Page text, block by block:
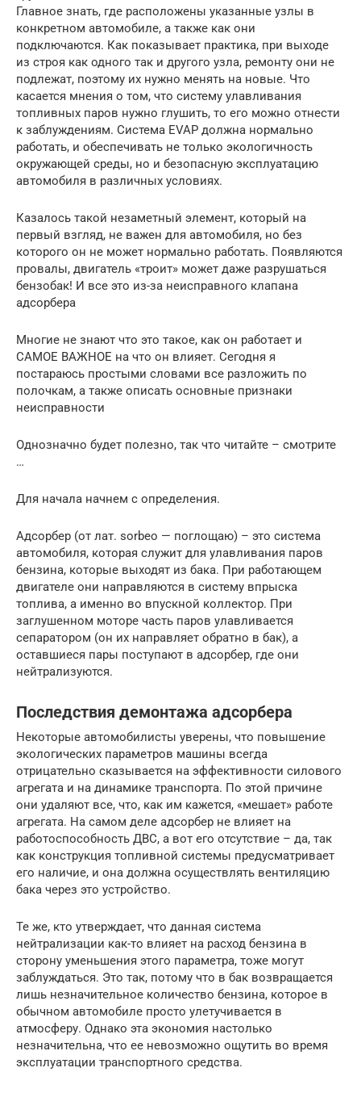
Главное знать, где расположены указанные узлы в
конкретном автомобиле, а также как они
подключаются. Как показывает практика, при выходе
из строя как одного так и другого узла, ремонту они не
подлежат, поэтому их нужно менять на новые. Что
касается мнения о том, что систему улавливания
топливных паров нужно глушить, то его можно отнести
к заблуждениям. Система EVAP должна нормально
работать, и обеспечивать не только экологичность
окружающей среды, но и безопасную эксплуатацию
автомобиля в различных условиях.
Казалось такой незаметный элемент, который на
первый взгляд, не важен для автомобиля, но без
которого он не может нормально работать. Появляются
провалы, двигатель «троит» может даже разрушаться
бензобак! И все это из-за неисправного клапана
адсорбера
Многие не знают что это такое, как он работает и
САМОЕ ВАЖНОЕ на что он влияет. Сегодня я
постараюсь простыми словами все разложить по
полочкам, а также описать основные признаки
неисправности
Однозначно будет полезно, так что читайте – смотрите
…
Для начала начнем с определения.
Адсорбер (от лат. sorbeo — поглощаю) – это система
автомобиля, которая служит для улавливания паров
бензина, которые выходят из бака. При работающем
двигателе они направляются в систему впрыска
топлива, а именно во впускной коллектор. При
заглушенном моторе часть паров улавливается
сепаратором (он их направляет обратно в бак), а
оставшиеся пары поступают в адсорбер, где они
нейтрализуются.
Последствия демонтажа адсорбера
Некоторые автомобилисты уверены, что повышение
экологических параметров машины всегда
отрицательно сказывается на эффективности силового
агрегата и на динамике транспорта. По этой причине
они удаляют все, что, как им кажется, «мешает» работе
агрегата. На самом деле адсорбер не влияет на
работоспособность ДВС, а вот его отсутствие – да, так
как конструкция топливной системы предусматривает
его наличие, и она должна осуществлять вентиляцию
бака через это устройство.
Те же, кто утверждает, что данная система
нейтрализации как-то влияет на расход бензина в
сторону уменьшения этого параметра, тоже могут
заблуждаться. Это так, потому что в бак возвращается
лишь незначительное количество бензина, которое в
обычном автомобиле просто улетучивается в
атмосферу. Однако эта экономия настолько
незначительна, что ее невозможно ощутить во время
эксплуатации транспортного средства.